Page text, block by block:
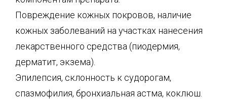
Повреждение кожных покровов, наличие
кожных заболеваний на участках нанесения
лекарственного средства (пиодермия,
дерматит, экзема).
Эпилепсия, склонность к судорогам,
спазмофилия, бронхиальная астма, коклюш.